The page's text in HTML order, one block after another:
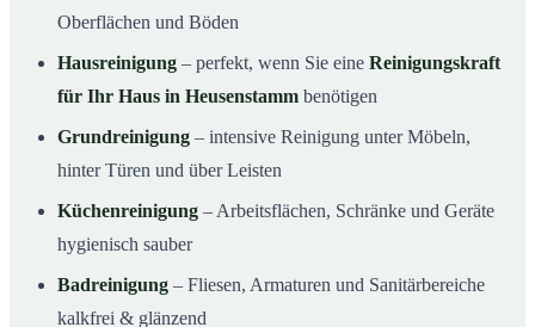
Oberflächen und Böden
Hausreinigung – perfekt, wenn Sie eine Reinigungskraft
für Ihr Haus in Heusenstamm benötigen
Grundreinigung – intensive Reinigung unter Möbeln,
hinter Türen und über Leisten
Küchenreinigung – Arbeitsflächen, Schränke und Geräte
hygienisch sauber
Badreinigung – Fliesen, Armaturen und Sanitärbereiche
kalkfrei & glänzend